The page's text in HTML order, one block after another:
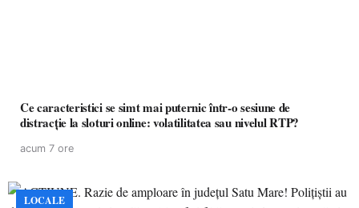
Ce caracteristici se simt mai puternic într-o sesiune de
distracție la sloturi online: volatilitatea sau nivelul RTP?
acum 7 ore
LOCALE